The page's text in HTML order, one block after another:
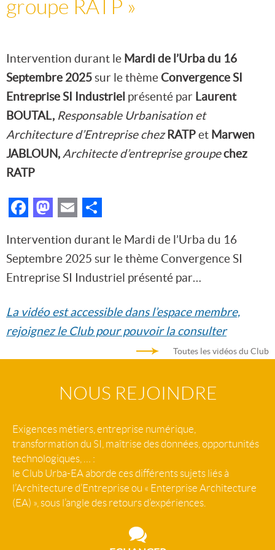
groupe RATP »
Intervention durant le Mardi de l’Urba du 16
Septembre 2025sur le thèmeConvergence SI
Entreprise SI Industriel présenté par Laurent
BOUTAL, Responsable Urbanisation et
Architecture d’Entreprise chez RATPet Marwen
JABLOUN, Architecte d’entreprise groupechez
RATP
Facebook
Mastodon
Email
Intervention durant le Mardi de l’Urba du 16
Septembre 2025 sur le thème Convergence SI
Entreprise SI Industriel présenté par…
La vidéo est accessible dans l’espace membre,
rejoignez le Club pour pouvoir la consulter
Toutes les vidéos du Club
NOUS REJOINDRE
Exigences métiers, entreprise numérique,
transformation du SI, maîtrise des données, opportunités
technologiques, … :
le Club Urba-EA aborde ces différents sujets liés à
l’Architecture d’Entreprise ou « Enterprise Architecture
(EA) », sous l’angle des retours d’expériences.